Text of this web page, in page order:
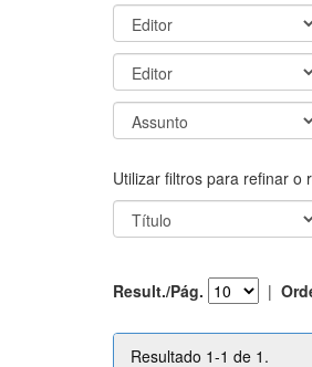
Utilizar filtros para refinar o
Result./Pág. |
Resultado 1-1 de 1.